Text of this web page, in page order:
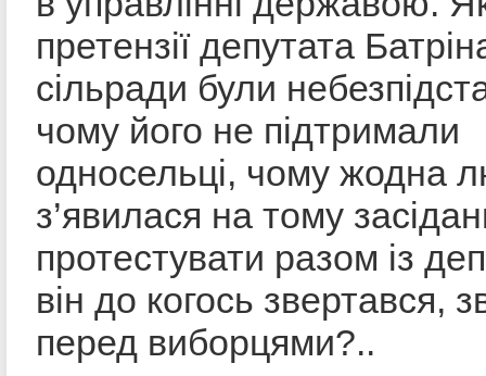
претензії депутата
сільради були
чому його не підтримали
односельці, чому жодна
з’явилася на тому
протестувати разом із
він до когось звертався,
перед виборцями?..